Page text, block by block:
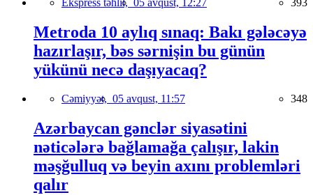
Metroda 10 aylıq sınaq: Bakı gələcəyə
hazırlaşır, bəs sərnişin bu günün
yükünü necə daşıyacaq?
Cəmiyyət, 05 avqust, 11:57 348
Azərbaycan gənclər siyasətini
nəticələrə bağlamağa çalışır, lakin
məşğulluq və beyin axını problemləri
qalır